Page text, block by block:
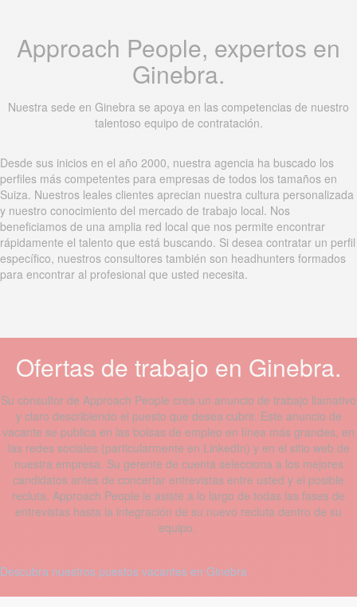
Approach People, expertos en
Ginebra.
Nuestra sede en Ginebra se apoya en las competencias de nuestro
talentoso equipo de contratación.
Desde sus inicios en el año 2000, nuestra agencia ha buscado los
perfiles más competentes para empresas de todos los tamaños en
Suiza. Nuestros leales clientes aprecian nuestra cultura personalizada
y nuestro conocimiento del mercado de trabajo local. Nos
beneficiamos de una amplia red local que nos permite encontrar
rápidamente el talento que está buscando. Si desea contratar un perfil
específico, nuestros consultores también son headhunters formados
para encontrar al profesional que usted necesita.
Ofertas de trabajo en Ginebra.
Su consultor de Approach People crea un anuncio de trabajo llamativo
y claro describiendo el puesto que desea cubrir. Este anuncio de
vacante se publica en las bolsas de empleo en línea más grandes, en
las redes sociales (particularmente en LinkedIn) y en el sitio web de
nuestra empresa. Su gerente de cuenta selecciona a los mejores
candidatos antes de concertar entrevistas entre usted y el posible
recluta. Approach People le asiste a lo largo de todas las fases de
entrevistas hasta la integración de su nuevo recluta dentro de su
equipo.
Descubra nuestros puestos vacantes en Ginebra